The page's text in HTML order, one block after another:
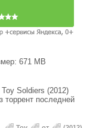
671 MB
Soldiers (2012)
торрент последней